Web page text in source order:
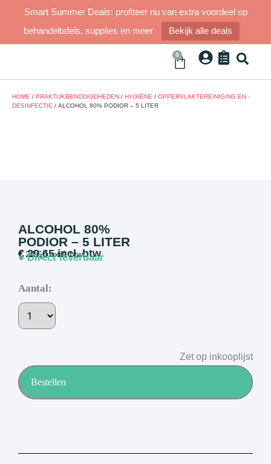
Smart Summer Deals: profiteer nu van extra voordeel op
behandeltafels, supplies en meer
Bekijk alle deals
0
HOME / PRAKTIJKBENODIGDHEDEN / HYGIËNE / OPPERVLAKTEREINIGING EN -
DESINFECTIE / ALCOHOL 80% PODIOR – 5 LITER
ALCOHOL 80%
PODIOR – 5 LITER
€29,65incl. btw
€24,50excl. btw
● Direct leverbaar
Aantal:
Bestellen
Zet op inkooplijst